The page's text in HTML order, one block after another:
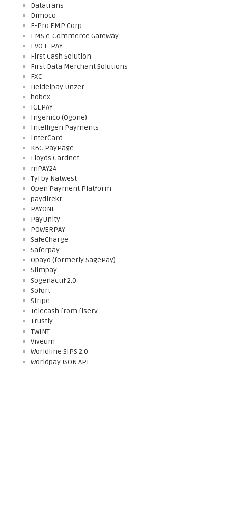
Datatrans
Dimoco
E-Pro EMP Corp
EMS e-Commerce Gateway
EVO E-PAY
First Cash Solution
First Data Merchant Solutions
FXC
Heidelpay Unzer
hobex
ICEPAY
Ingenico (Ogone)
Intelligen Payments
InterCard
KBC PayPage
Lloyds Cardnet
mPAY24
Tyl by Natwest
Open Payment Platform
paydirekt
PAYONE
PayUnity
POWERPAY
SafeCharge
Saferpay
Opayo (formerly SagePay)
Slimpay
Sogenactif 2.0
Sofort
Stripe
Telecash from fiserv
Trustly
TWINT
Viveum
Worldline SIPS 2.0
Worldpay JSON API